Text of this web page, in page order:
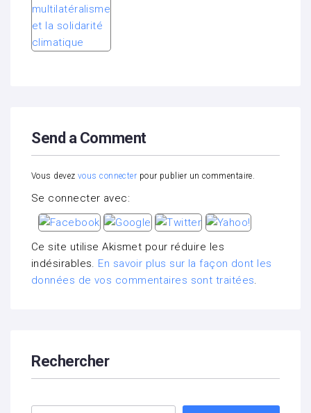
Send a Comment
Vous devez vous connecter pour publier un commentaire.
Se connecter avec:
Ce site utilise Akismet pour réduire les
indésirables. En savoir plus sur la façon dont les
données de vos commentaires sont traitées.
Rechercher